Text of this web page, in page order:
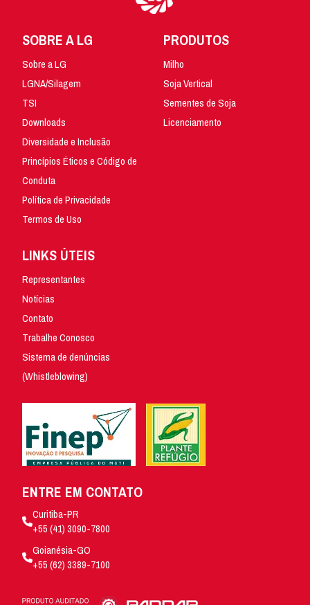
SOBRE A LG
Sobre a LG
LGNA/Silagem
TSI
Downloads
Diversidade e Inclusão
Princípios Éticos e Código de
Conduta
Política de Privacidade
Termos de Uso
PRODUTOS
Milho
Soja Vertical
Sementes de Soja
Licenciamento
LINKS ÚTEIS
Representantes
Notícias
Contato
Trabalhe Conosco
Sistema de denúncias
(Whistleblowing)
ENTRE EM CONTATO
Curitiba-PR
+55 (41) 3090-7800
Goianésia-GO
+55 (62) 3389-7100